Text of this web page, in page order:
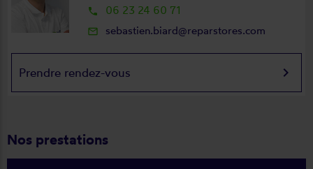
local_phone 06 23 24 60 71
mail_outline sebastien.biard@reparstores.com
Prendre rendez-vous keyboard_arrow_right
Nos prestations